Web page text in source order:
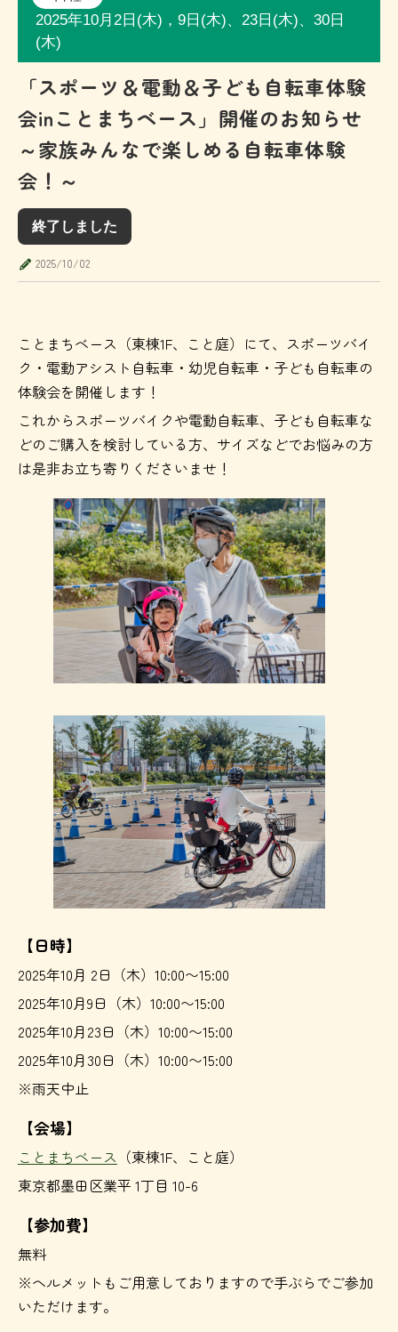
2025年10月2日(木)，9日(木)、23日(木)、30日
(木)
「スポーツ＆電動＆子ども自転車体験
会inことまちベース」開催のお知らせ
～家族みんなで楽しめる自転車体験
会！～
終了しました
2025/10/02
ことまちベース（東棟1F、こと庭）にて、スポーツバイ
ク・電動アシスト自転車・幼児自転車・子ども自転車の
体験会を開催します！
これからスポーツバイクや電動自転車、子ども自転車な
どのご購入を検討している方、サイズなどでお悩みの方
は是非お立ち寄りくださいませ！
【日時】
2025年10月 2日（木）10:00〜15:00
2025年10月9日（木）10:00〜15:00
2025年10月23日（木）10:00〜15:00
2025年10月30日（木）10:00〜15:00
※雨天中止
【会場】
ことまちベース （東棟1F、こと庭）
東京都墨田区業平 1丁目 10-6
【参加費】
無料
※ヘルメットもご用意しておりますので手ぶらでご参加
いただけます。